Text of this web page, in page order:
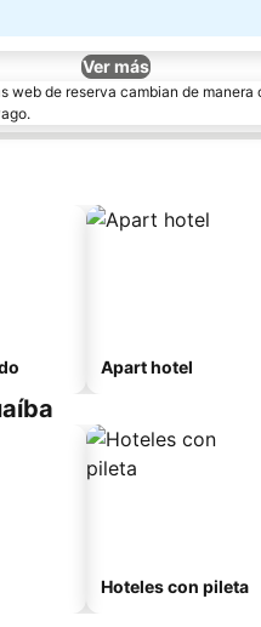
Ver más
de reserva cambian de
Apart hotel
Hoteles con pileta